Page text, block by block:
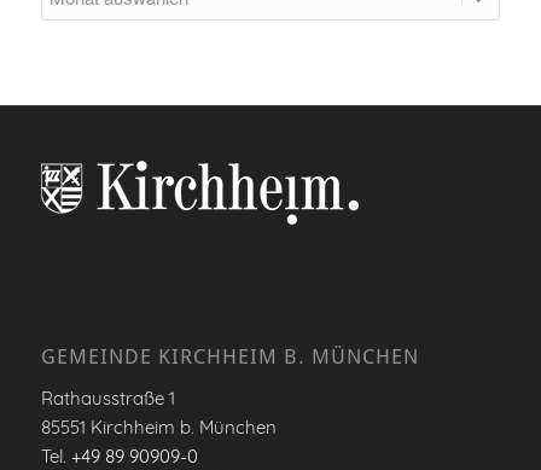
GEMEINDE KIRCHHEIM B. MÜNCHEN
Rathausstraße 1
85551 Kirchheim b. München
Tel. +49 89 90909-0